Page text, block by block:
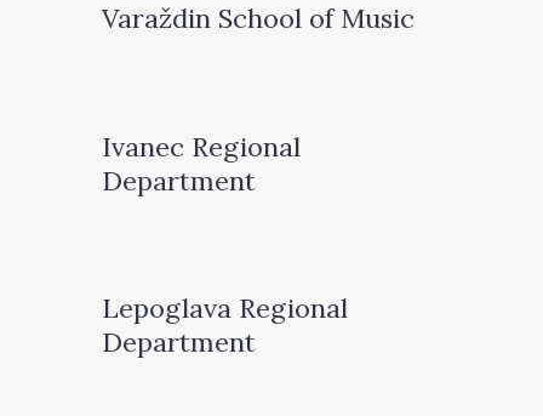
Varaždin School of Music
Ivanec Regional
Department
Lepoglava Regional
Department